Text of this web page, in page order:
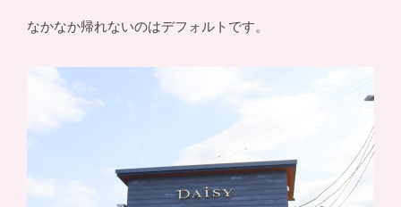
なかなか帰れないのはデフォルトです。